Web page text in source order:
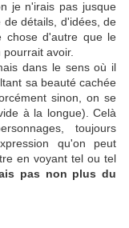
je n'irais pas jusque
détails, d'idées, de
chose d'autre que le
avoir.
dans le sens où il
sa beauté cachée
sinon, on se
à la longue). Celà
toujours
qu'on peut
en voyant tel ou tel
pas non plus du